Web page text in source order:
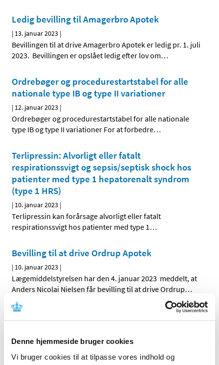
Denne hjemmeside bruger cookies
Vi bruger cookies til at tilpasse vores indhold og
Ledig bevilling til Amagerbro Apotek
| 13. januar 2023 |
Bevillingen til at drive Amagerbro Apotek er ledig pr. 1. juli
2023. Bevillingen er opslået ledig efter lov om…
Ordrebøger og procedurestartstabel for alle
nationale type IB og type II variationer
| 12. januar 2023 |
Ordrebøger og procedurestartstabel for alle nationale
type IB og type II variationer For at forbedre…
Terlipressin: Alvorligt eller fatalt
respirationssvigt og sepsis/septisk shock hos
patienter med type 1 hepatorenalt syndrom
(type 1 HRS)
| 10. januar 2023 |
Terlipressin kan forårsage alvorligt eller fatalt
respirationssvigt hos patienter med type 1…
Bevilling til at drive Ordrup Apotek
| 10. januar 2023 |
Lægemiddelstyrelsen har den 4. januar 2023 meddelt, at
Anders Nicolai Nielsen får bevilling til at drive Ordrup…
Bevilling til at drive Thisted Løve Apotek
Lægemiddelstyrelsen har den 22. december 2022